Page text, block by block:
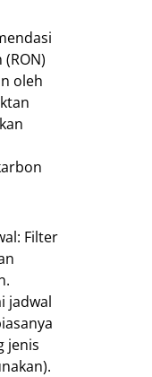
oleh
Filter
jadwal
jenis